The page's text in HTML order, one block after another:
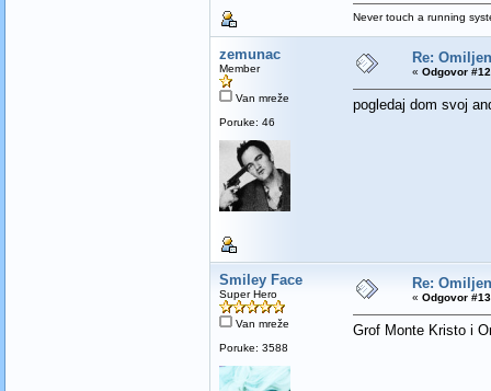
Never touch a running
zemunac
Member
Van mreže
Poruke: 46
Re:
« Odgovor
pogledaj dom svoj
Smiley Face
Super Hero
Van mreže
Poruke: 3588
Re:
« Odgovor
Grof Monte Kristo i